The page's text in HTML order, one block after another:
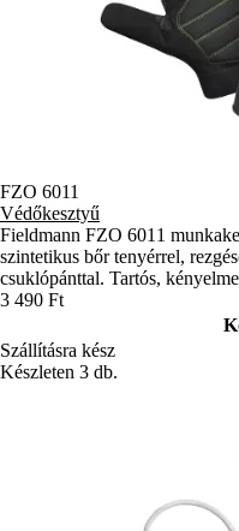
FZO 6011
Védőkesztyű
Fieldmann FZO 6011
szintetikus bőr tenyérrel,
csuklópánttal. Tartós,
3 490 Ft
Szállításra kész
Készleten 3 db.